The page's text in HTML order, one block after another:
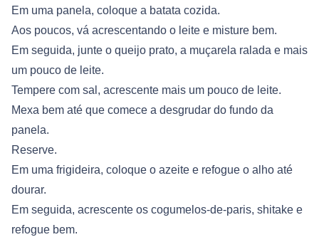
Em uma panela, coloque a batata cozida.
Aos poucos, vá acrescentando o leite e misture bem.
Em seguida, junte o queijo prato, a muçarela ralada e mais
um pouco de leite.
Tempere com sal, acrescente mais um pouco de leite.
Mexa bem até que comece a desgrudar do fundo da
panela.
Reserve.
Em uma frigideira, coloque o azeite e refogue o alho até
dourar.
Em seguida, acrescente os cogumelos-de-paris, shitake e
refogue bem.